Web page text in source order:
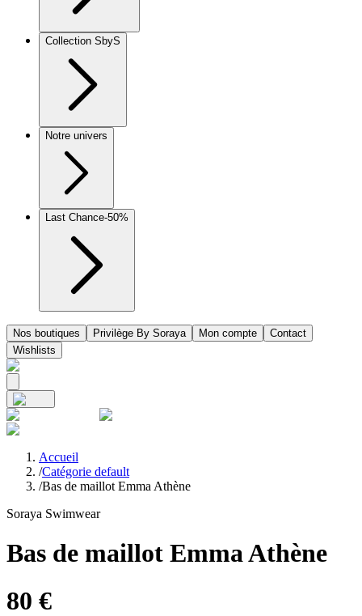
Collection SbyS
Notre univers
Last Chance-50%
Nos boutiques Privilège By Soraya Mon compte
Contact
Wishlists
Accueil
/Catégorie default
/Bas de maillot Emma Athène
Soraya Swimwear
Bas de maillot Emma Athène
80 €